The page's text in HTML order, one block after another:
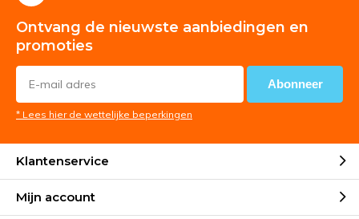
Ontvang de nieuwste aanbiedingen en
promoties
Abonneer
* Lees hier de wettelijke beperkingen
Klantenservice
Mijn account